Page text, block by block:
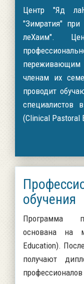
Центр "Яд
"Зимратия"
леХаим".
переживающим
членам их
проводит
специалистов
(Clinical Pastoral
обучения
Программа
основана на
Education).
получают